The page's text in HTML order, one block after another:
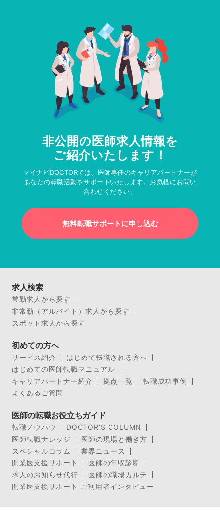
非公開の医師求人情報を
ご紹介いたします！
マイナビDOCTORでは、医師専任のキャリアパートナーが
あなたの転職活動をサポートいたします。お気軽にお問い
合わせください。
無料転職サポートに申し込む
求人検索
常勤求人から探す
非常勤（アルバイト）求人から探す
スポット求人から探す
初めての方へ
サービス紹介
はじめて転職される方へ
はじめての医師転職マニュアル
キャリアパートナー紹介
拠点一覧
転職成功事例
よくあるご質問
医師の転職お役立ちガイド
転職ノウハウ
DOCTOR’S COLUMN
医師転職ナレッジ
医師の現場と働き方
スペシャルコラム
業界ニュース
開業医支援サポート
医師の年収診断
求人のお知らせ代行
医師の職場カルテ
開業医支援サポート ご利用者インタビュー